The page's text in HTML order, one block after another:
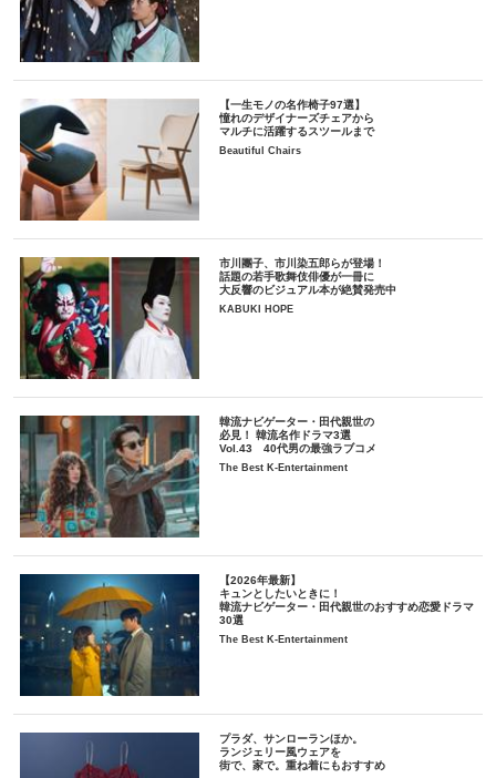
【一生モノの名作椅子97選】
憧れのデザイナーズチェアから
マルチに活躍するスツールまで
Beautiful Chairs
市川團子、市川染五郎らが登場！
話題の若手歌舞伎俳優が一冊に
大反響のビジュアル本が絶賛発売中
KABUKI HOPE
韓流ナビゲーター・田代親世の
必見！ 韓流名作ドラマ3選
Vol.43 40代男の最強ラブコメ
The Best K-Entertainment
【2026年最新】
キュンとしたいときに！
韓流ナビゲーター・田代親世のおすすめ恋愛ドラマ
30選
The Best K-Entertainment
プラダ、サンローランほか。
ランジェリー風ウェアを
街で、家で。重ね着にもおすすめ